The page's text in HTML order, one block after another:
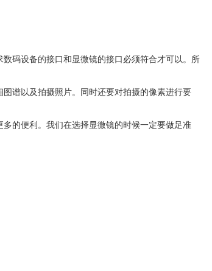
码设备的接口和显微镜的接口必须符合才可以。所
谱以及拍摄照片。同时还要对拍摄的像素进行要
的便利。我们在选择显微镜的时候一定要做足准